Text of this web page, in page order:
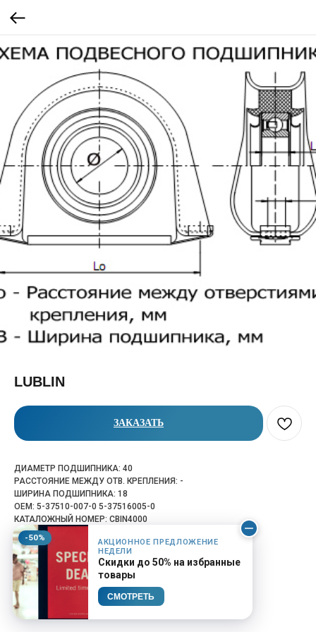
-50%
АКЦИОННОЕ ПРЕДЛОЖЕНИЕ
НЕДЕЛИ
Скидки до 50% на избранные
товары
СМОТРЕТЬ
LUBLIN
ЗАКАЗАТЬ
ДИАМЕТР ПОДШИПНИКА: 40
РАССТОЯНИЕ МЕЖДУ ОТВ. КРЕПЛЕНИЯ: -
ШИРИНА ПОДШИПНИКА: 18
OEM: 5-37510-007-0 5-37516005-0
КАТАЛОЖНЫЙ НОМЕР: CBIN4000